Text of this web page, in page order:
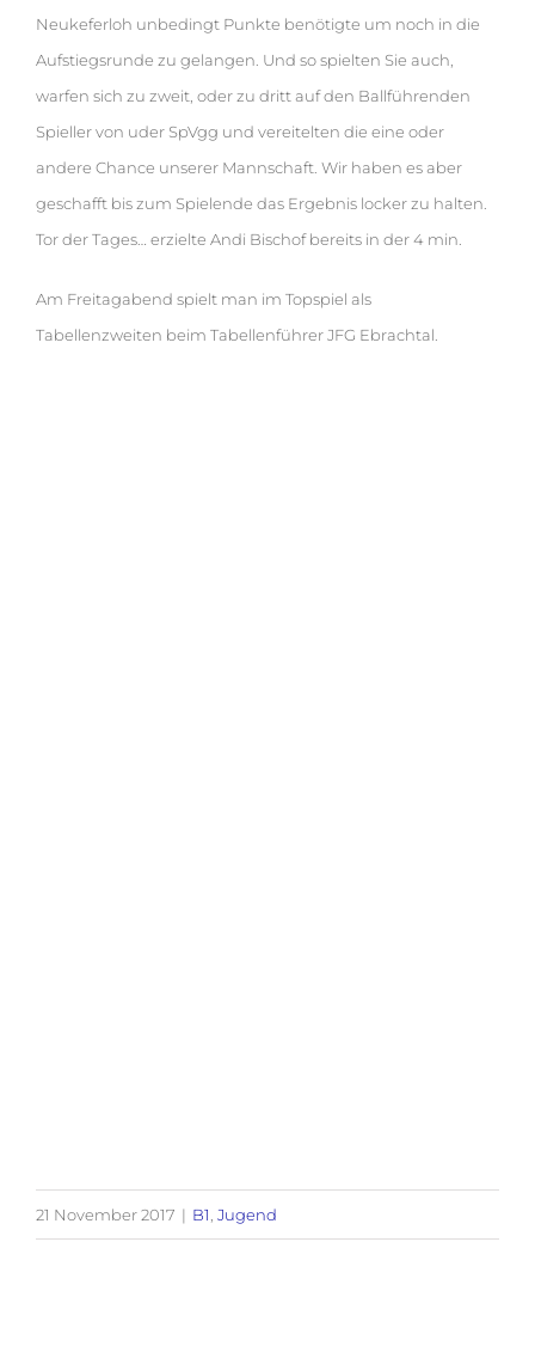
Neukeferloh unbedingt Punkte benötigte um noch in die
Aufstiegsrunde zu gelangen. Und so spielten Sie auch,
warfen sich zu zweit, oder zu dritt auf den Ballführenden
Spieller von uder SpVgg und vereitelten die eine oder
andere Chance unserer Mannschaft. Wir haben es aber
geschafft bis zum Spielende das Ergebnis locker zu halten.
Tor der Tages
erzielte Andi Bischof bereits in der 4 min.
Am Freitagabend spielt man im Topspiel als
Tabellenzweiten beim Tabellenführer JFG Ebrachtal.
21 November 2017 | B1 Jugend